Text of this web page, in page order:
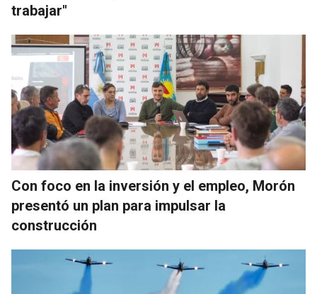
trabajar"
Con foco en la inversión y el empleo, Morón
presentó un plan para impulsar la
construcción